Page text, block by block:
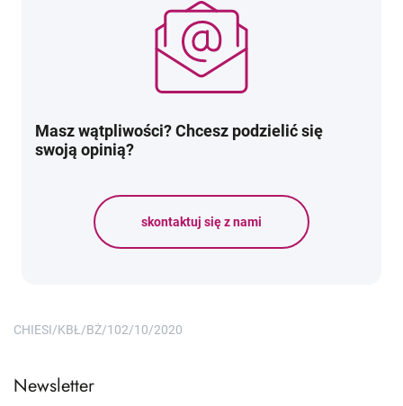
Masz wątpliwości? Chcesz podzielić się
swoją opinią?
skontaktuj się z nami
CHIESI/KBŁ/BŻ/102/10/2020
Newsletter